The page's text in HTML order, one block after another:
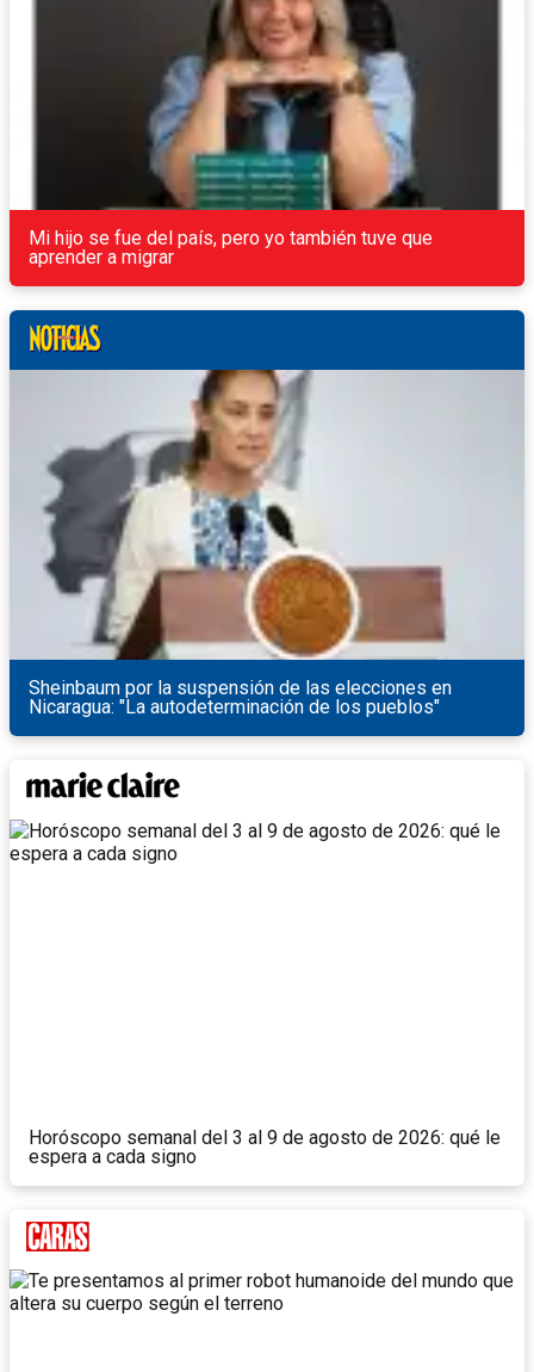
Mi hijo se fue del país, pero yo también tuve que
aprender a migrar
Sheinbaum por la suspensión de las elecciones en
Nicaragua: "La autodeterminación de los pueblos"
Horóscopo semanal del 3 al 9 de agosto de 2026: qué le
espera a cada signo